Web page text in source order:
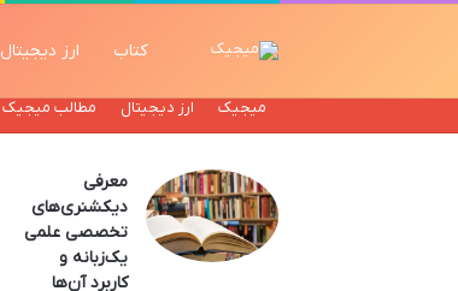
کتاب ارز دیجیتال
میجیک ارز دیجیتال مطالب میجیک
معرفی
دیکشنری‌های
تخصصی علمی
یک‌زبانه و
کاربرد آن‌ها